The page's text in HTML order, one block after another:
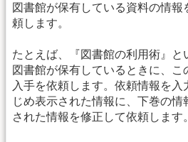
図書館が保有している資料の情報
頼します。
たとえば、『図書館の利用術』と
図書館が保有しているときに、
入手を依頼します。依頼情報を
じめ表示された情報に、下巻の
された情報を修正して依頼します。